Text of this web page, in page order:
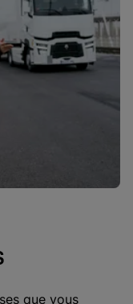
que vous